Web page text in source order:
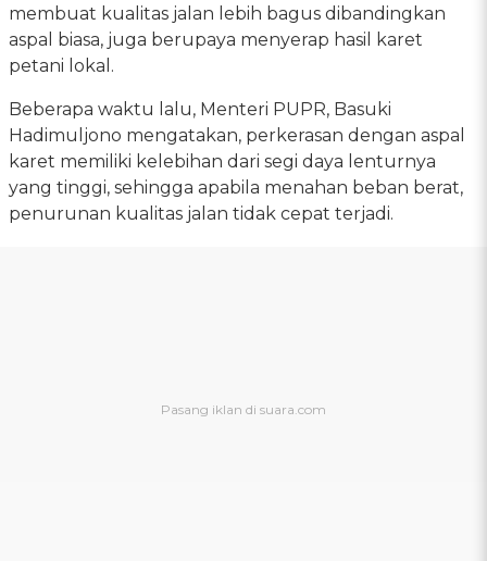
membuat kualitas jalan lebih bagus dibandingkan
aspal biasa, juga berupaya menyerap hasil karet
petani lokal.
Beberapa waktu lalu, Menteri PUPR, Basuki
Hadimuljono mengatakan, perkerasan dengan aspal
karet memiliki kelebihan dari segi daya lenturnya
yang tinggi, sehingga apabila menahan beban berat,
penurunan kualitas jalan tidak cepat terjadi.